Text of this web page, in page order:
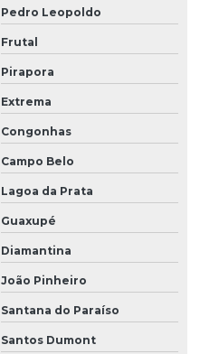
Pedro Leopoldo
Frutal
Pirapora
Extrema
Congonhas
Campo Belo
Lagoa da Prata
Guaxupé
Diamantina
João Pinheiro
Santana do Paraíso
Santos Dumont